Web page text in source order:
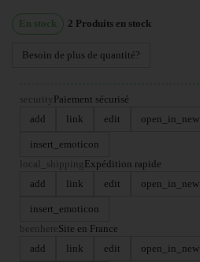
En stock 2 Produits en stock
Besoin de plus de quantité?
security Paiement sécurisé
add
link edit open_in_new
insert_emoticon
local_shipping Expédition rapide
add
link edit open_in_new
insert_emoticon
beenhereSite en France
add
link edit open_in_new